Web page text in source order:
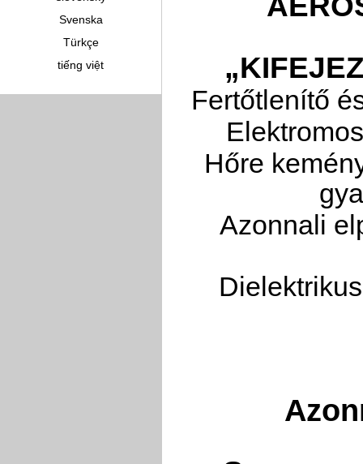
Svenska
Türkçe
tiếng việt
Fertőtlenítő
Hőre
Azonnali